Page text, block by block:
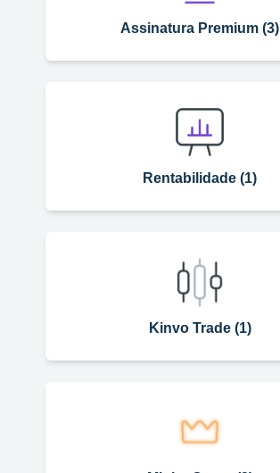
Assinatura Premium (3)
Rentabilidade (1)
Kinvo Trade (1)